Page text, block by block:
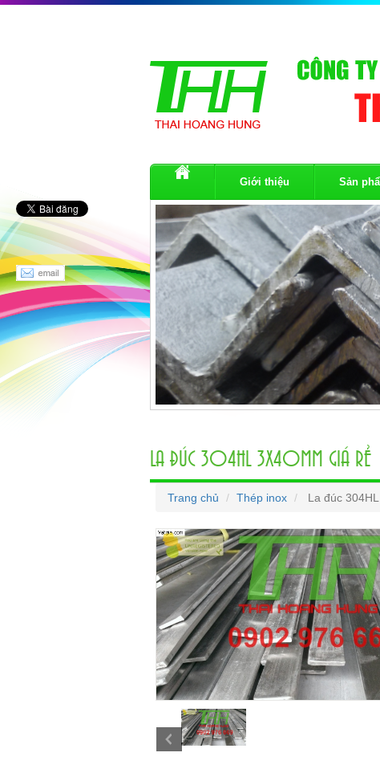
Giới thiệu Sản
LA ĐÚC 304HL 3X40MM GIÁ RẺ
Trang chủ Thép inox La đúc